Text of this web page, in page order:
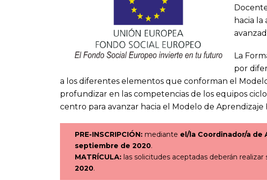
hacia
La
por
a los diferentes elementos que conforman el
profundizar en las competencias de los equipos
centro para avanzar hacia el Modelo de Aprendizaje
PRE-INSCRIPCIÓN: mediante el/la Coordinador/a de
septiembre de 2020.
MATRÍCULA: las solicitudes aceptadas deberán
2020.